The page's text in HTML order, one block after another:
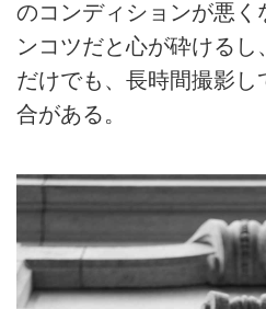
のコンディションが悪く
ンコツだと心が砕ける
だけでも、長時間撮影
合がある。